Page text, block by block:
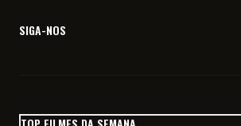
SIGA-NOS